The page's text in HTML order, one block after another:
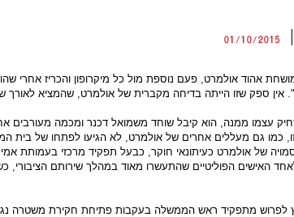
אהוד אולמרט, פעם נוספת מול כל מיקרופון והכריז אחרי
אין ספק שזו הייתה בדיחה מקברית של אולמרט, שהמציא לאורך
עצמו ממנה, הוא קיבל שוחד משמואל דכנר ומכמה מעורבים
כמו גם מעללים אחרים של אולמרט, לא הגיעו לפתחו של בית
והסמויה של אולמרט כעיתונאי חוקר, כבעל תפקיד מרכזי בעמותת
האישים הפוליטיים שהתעשרו מאוד במהלך שירותם הציבורי,
לפרוש מתפקיד ראש הממשלה בעקבות פתיחת חקירת משטרה